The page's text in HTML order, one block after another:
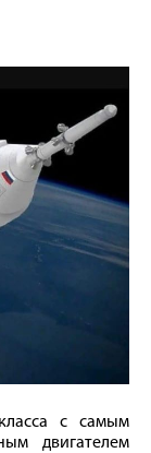
с самым
двигателем